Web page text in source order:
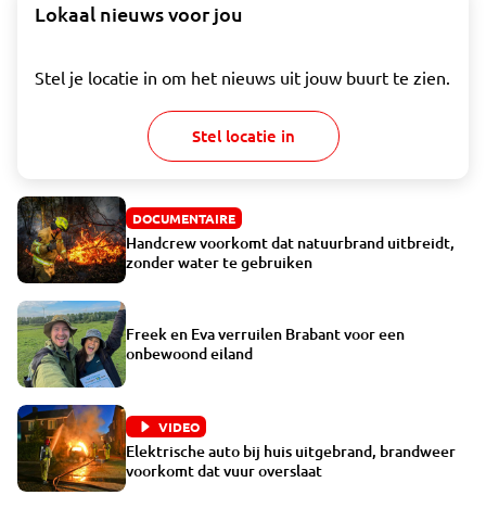
Lokaal nieuws voor jou
Stel je locatie in om het nieuws uit jouw buurt te zien.
Stel locatie in
DOCUMENTAIRE
Handcrew voorkomt dat natuurbrand uitbreidt,
zonder water te gebruiken
Freek en Eva verruilen Brabant voor een
onbewoond eiland
VIDEO
Elektrische auto bij huis uitgebrand, brandweer
voorkomt dat vuur overslaat